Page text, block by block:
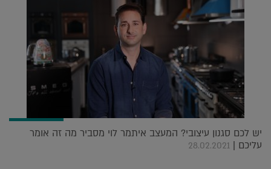
יש לכם סגנון עיצובי? המעצב איתמר לוי מסביר מה זה אומר
עליכם | 28.02.2021